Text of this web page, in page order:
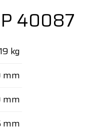
40087
19 kg
mm
mm
mm